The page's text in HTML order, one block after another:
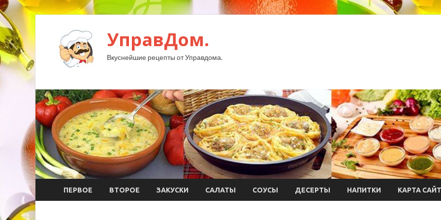
УправДом.
Вкуснейшие рецепты от Управдома.
ПЕРВОЕ ВТОРОЕ ЗАКУСКИ САЛАТЫ СОУСЫ ДЕСЕРТЫ НАПИТКИ КАРТА